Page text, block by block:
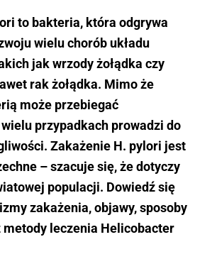
to bakteria, która odgrywa
wielu chorób układu
jak wrzody żołądka czy
rak żołądka. Mimo że
może przebiegać
przypadkach prowadzi do
Zakażenie H. pylori jest
– szacuje się, że dotyczy
populacji. Dowiedź się
zakażenia, objawy, sposoby
leczenia Helicobacter